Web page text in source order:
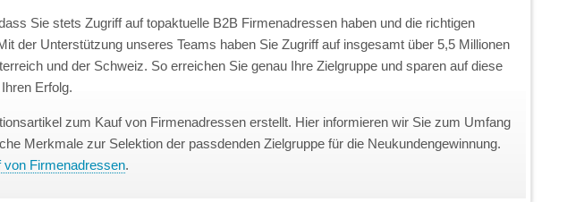
Sie stets Zugriff auf topaktuelle B2B Firmenadressen haben und die richtigen
der Unterstützung unseres Teams haben Sie Zugriff auf insgesamt über 5,5 Millionen
und der Schweiz. So erreichen Sie genau Ihre Zielgruppe und sparen auf diese
Erfolg.
zum Kauf von Firmenadressen erstellt. Hier informieren wir Sie zum Umfang
Merkmale zur Selektion der passdenden Zielgruppe für die Neukundengewinnung.
von Firmenadressen.